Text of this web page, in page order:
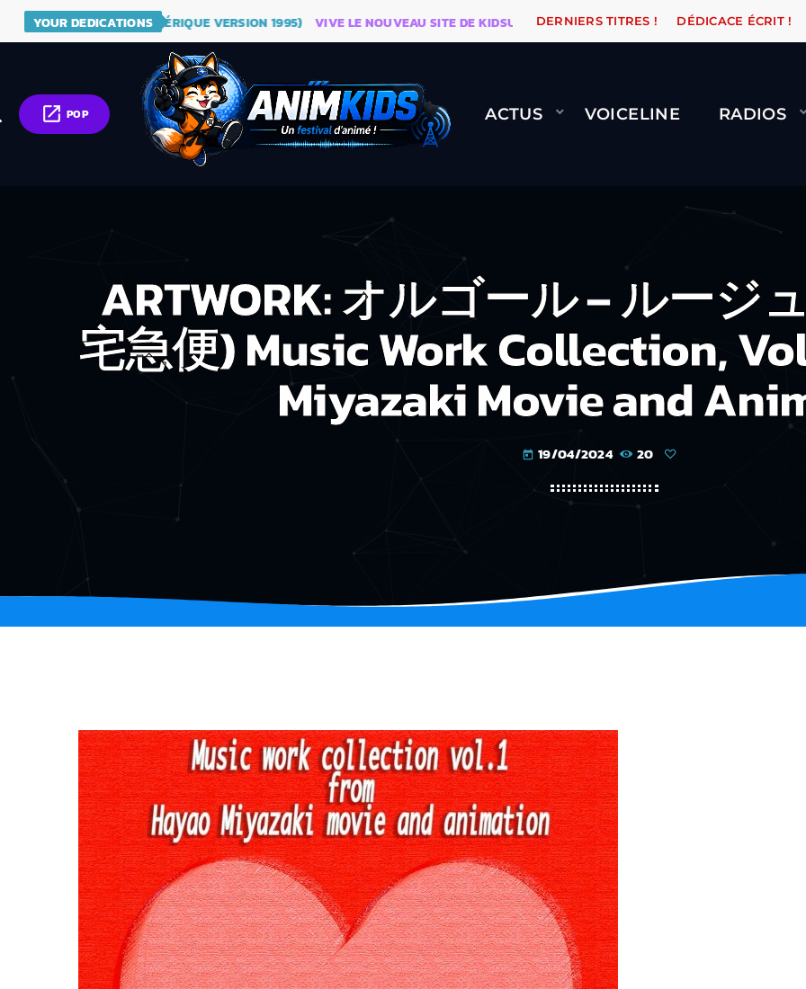
YOUR DEDICATIONS
DRAGON BALL (GÉNÉRIQUE VERSION 1995) VIVE LE NOUVEAU SITE DE KIDSUNE WARÉTRO ORANGE ROAD QUI
DERNIERS TITRES ! DÉDICACE ÉCRIT !
ACTUS VOICELINE RADIOS
open_in_new POP
ARTWORK: オルゴール – ルージ
宅急便) Music Work Collection,
Miyazaki Movie and
today 19/04/2024 20